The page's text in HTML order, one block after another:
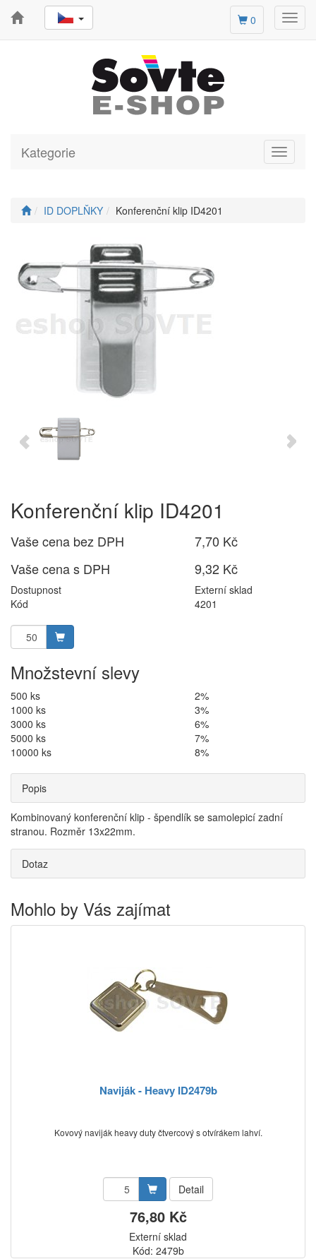
0
Toggle
Kategorie
ID DOPLŇKY Konferenční klip ID4201
Konferenční klip ID4201
Vaše cena bez DPH
7,70 Kč
Vaše cena s DPH
9,32 Kč
Dostupnost
Externí sklad
Kód
4201
Množstevní slevy
500 ks
2%
1000 ks
3%
3000 ks
6%
5000 ks
7%
10000 ks
8%
Popis
Kombinovaný konferenční klip - špendlík se samolepicí zadní
stranou. Rozměr 13x22mm.
Dotaz
Mohlo by Vás zajímat
Naviják - Heavy ID2479b
Kovový naviják heavy duty čtvercový s otvírákem lahví.
Detail
76,80 Kč
Externí sklad
Kód: 2479b